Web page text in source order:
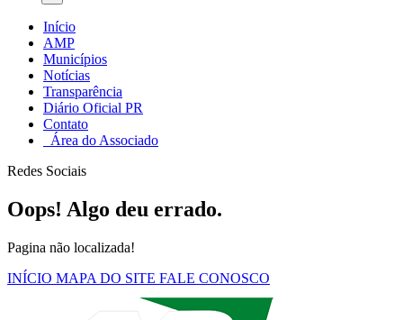
Início
AMP
Municípios
Notícias
Transparência
Diário Oficial PR
Contato
Área do Associado
Redes Sociais
Oops! Algo deu errado.
Pagina não localizada!
INÍCIO MAPA DO SITE FALE CONOSCO